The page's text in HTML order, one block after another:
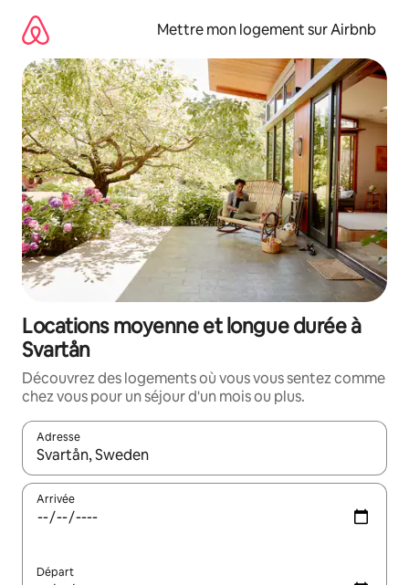
directement
contenu
Mettre mon logement sur Airbnb
Locations moyenne et longue durée à
Svartån
Découvrez des logements où vous vous sentez comme
chez vous pour un séjour d'un mois ou plus.
Adresse
Lorsque les résultats s'affichent, utilisez les flèches vers le
Arrivée
Départ